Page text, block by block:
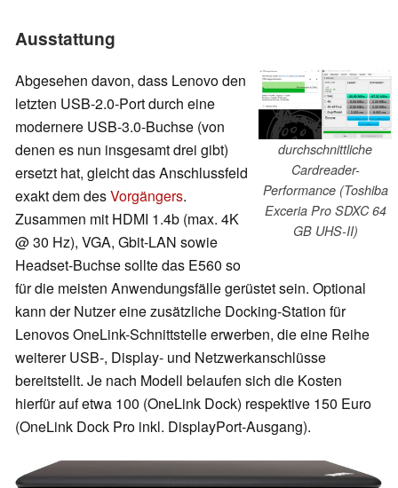
Ausstattung
durchschnittliche
Cardreader-
Performance (Toshiba
Exceria Pro SDXC 64
GB UHS-II)
Abgesehen davon, dass Lenovo den
letzten USB-2.0-Port durch eine
modernere USB-3.0-Buchse (von
denen es nun insgesamt drei gibt)
ersetzt hat, gleicht das Anschlussfeld
exakt dem desVorgängers.
Zusammen mit HDMI 1.4b (max. 4K
@ 30 Hz), VGA, Gbit-LAN sowie
Headset-Buchse sollte das E560 so
für die meisten Anwendungsfälle gerüstet sein. Optional
kann der Nutzer eine zusätzliche Docking-Station für
Lenovos OneLink-Schnittstelle erwerben, die eine Reihe
weiterer USB-, Display- und Netzwerkanschlüsse
bereitstellt. Je nach Modell belaufen sich die Kosten
hierfür auf etwa 100 (OneLink Dock) respektive 150 Euro
(OneLink Dock Pro inkl. DisplayPort-Ausgang).